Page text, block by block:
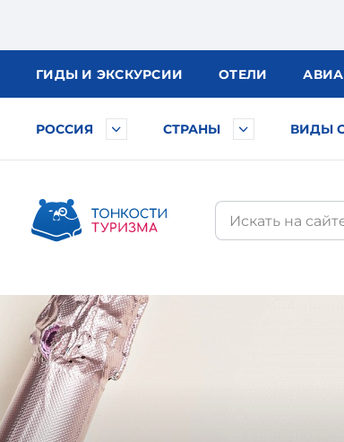
ГИДЫ И ЭКСКУРСИИ ОТЕЛИ АВИА
РОССИЯ СТРАНЫ ВИДЫ